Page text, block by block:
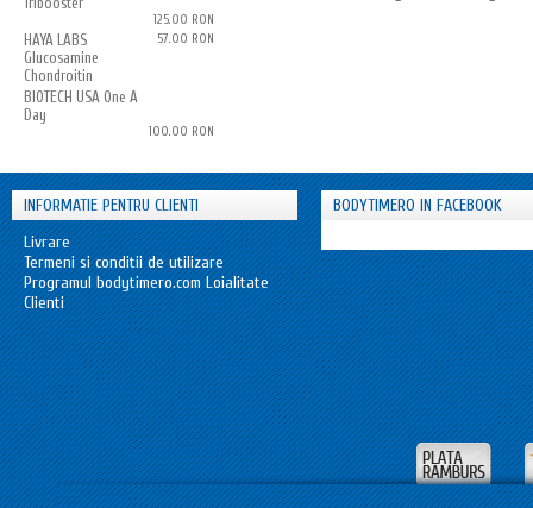
125.00 RON
HAYA LABS
Glucosamine
Chondroitin
57.00 RON
BIOTECH USA One A
Day
100.00 RON
INFORMATIE PENTRU CLIENTI
Livrare
Termeni si conditii de utilizare
Programul bodytimero.com Loialitate
Clienti
BODYTIMERO IN FACEBOOK